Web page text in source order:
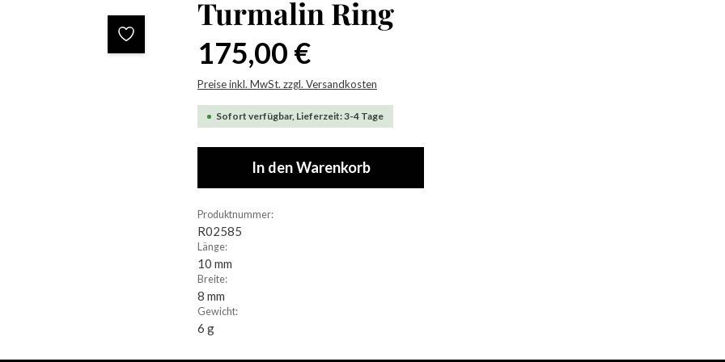
Turmalin Ring
175,00 €
Preise inkl. MwSt. zzgl. Versandkosten
Sofort verfügbar, Lieferzeit: 3-4 Tage
In den Warenkorb
Produktnummer:
R02585
Länge:
10 mm
Breite:
8 mm
Gewicht:
6 g